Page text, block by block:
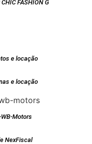
FASHION G
e locação
e locação
Motors
NexFiscal